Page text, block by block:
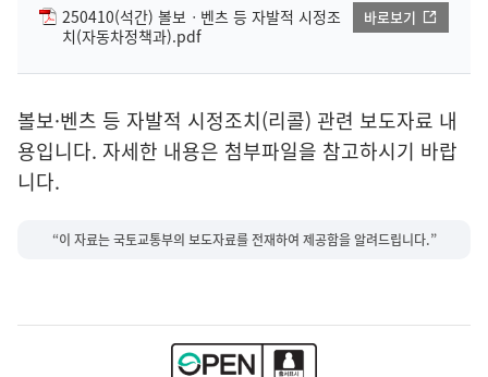
250410(석간) 볼보ㆍ벤츠 등 자발적 시정조
치(자동차정책과).pdf
바로보기
볼보·벤츠 등 자발적 시정조치(리콜) 관련 보도자료 내
용입니다. 자세한 내용은 첨부파일을 참고하시기 바랍
니다.
“이 자료는 국토교통부의 보도자료를 전재하여 제공함을 알려드립니다.”